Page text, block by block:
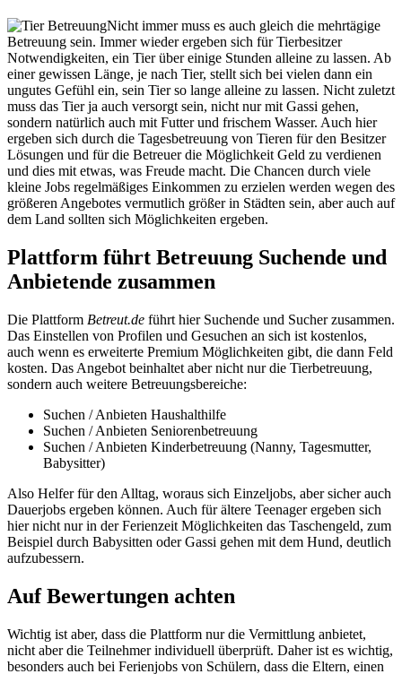
Nicht immer muss es auch gleich die mehrtägige
Betreuung sein. Immer wieder ergeben sich für Tierbesitzer
Notwendigkeiten, ein Tier über einige Stunden alleine zu lassen. Ab
einer gewissen Länge, je nach Tier, stellt sich bei vielen dann ein
ungutes Gefühl ein, sein Tier so lange alleine zu lassen. Nicht zuletzt
muss das Tier ja auch versorgt sein, nicht nur mit Gassi gehen,
sondern natürlich auch mit Futter und frischem Wasser. Auch hier
ergeben sich durch die Tagesbetreuung von Tieren für den Besitzer
Lösungen und für die Betreuer die Möglichkeit Geld zu verdienen
und dies mit etwas, was Freude macht. Die Chancen durch viele
kleine Jobs regelmäßiges Einkommen zu erzielen werden wegen des
größeren Angebotes vermutlich größer in Städten sein, aber auch auf
dem Land sollten sich Möglichkeiten ergeben.
Plattform führt Betreuung Suchende und
Anbietende zusammen
Die Plattform Betreut.de führt hier Suchende und Sucher zusammen.
Das Einstellen von Profilen und Gesuchen an sich ist kostenlos,
auch wenn es erweiterte Premium Möglichkeiten gibt, die dann Feld
kosten. Das Angebot beinhaltet aber nicht nur die Tierbetreuung,
sondern auch weitere Betreuungsbereiche:
Suchen / Anbieten Haushalthilfe
Suchen / Anbieten Seniorenbetreuung
Suchen / Anbieten Kinderbetreuung (Nanny, Tagesmutter,
Babysitter)
Also Helfer für den Alltag, woraus sich Einzeljobs, aber sicher auch
Dauerjobs ergeben können. Auch für ältere Teenager ergeben sich
hier nicht nur in der Ferienzeit Möglichkeiten das Taschengeld, zum
Beispiel durch Babysitten oder Gassi gehen mit dem Hund, deutlich
aufzubessern.
Auf Bewertungen achten
Wichtig ist aber, dass die Plattform nur die Vermittlung anbietet,
nicht aber die Teilnehmer individuell überprüft. Daher ist es wichtig,
besonders auch bei Ferienjobs von Schülern, dass die Eltern, einen